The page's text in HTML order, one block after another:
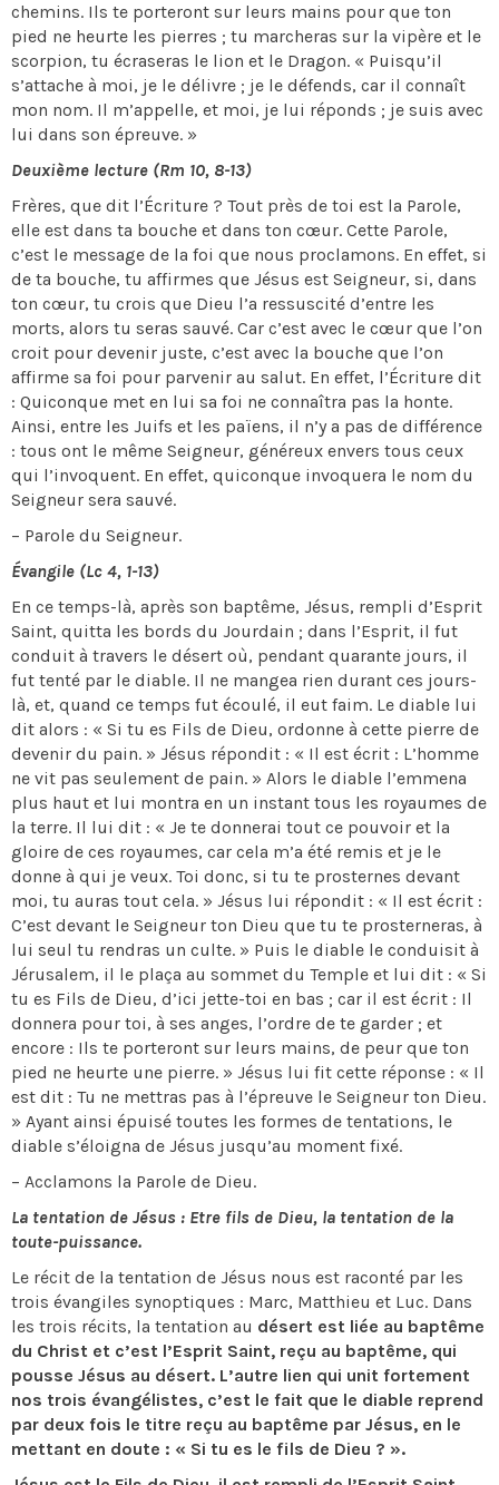
chemins. Ils te porteront sur leurs mains pour que ton
pied ne heurte les pierres ; tu marcheras sur la vipère et le
scorpion, tu écraseras le lion et le Dragon. « Puisqu’il
s’attache à moi, je le délivre ; je le défends, car il connaît
mon nom. Il m’appelle, et moi, je lui réponds ; je suis avec
lui dans son épreuve. »
Deuxième lecture (Rm 10, 8-13)
Frères, que dit l’Écriture ? Tout près de toi est la Parole,
elle est dans ta bouche et dans ton cœur. Cette Parole,
c’est le message de la foi que nous proclamons. En effet, si
de ta bouche, tu affirmes que Jésus est Seigneur, si, dans
ton cœur, tu crois que Dieu l’a ressuscité d’entre les
morts, alors tu seras sauvé. Car c’est avec le cœur que l’on
croit pour devenir juste, c’est avec la bouche que l’on
affirme sa foi pour parvenir au salut. En effet, l’Écriture dit
: Quiconque met en lui sa foi ne connaîtra pas la honte.
Ainsi, entre les Juifs et les païens, il n’y a pas de différence
: tous ont le même Seigneur, généreux envers tous ceux
qui l’invoquent. En effet, quiconque invoquera le nom du
Seigneur sera sauvé.
– Parole du Seigneur.
Évangile (Lc 4, 1-13)
En ce temps-là, après son baptême, Jésus, rempli d’Esprit
Saint, quitta les bords du Jourdain ; dans l’Esprit, il fut
conduit à travers le désert où, pendant quarante jours, il
fut tenté par le diable. Il ne mangea rien durant ces jours-
là, et, quand ce temps fut écoulé, il eut faim. Le diable lui
dit alors : « Si tu es Fils de Dieu, ordonne à cette pierre de
devenir du pain. » Jésus répondit : « Il est écrit : L’homme
ne vit pas seulement de pain. » Alors le diable l’emmena
plus haut et lui montra en un instant tous les royaumes de
la terre. Il lui dit : « Je te donnerai tout ce pouvoir et la
gloire de ces royaumes, car cela m’a été remis et je le
donne à qui je veux. Toi donc, si tu te prosternes devant
moi, tu auras tout cela. » Jésus lui répondit : « Il est écrit :
C’est devant le Seigneur ton Dieu que tu te prosterneras, à
lui seul tu rendras un culte. » Puis le diable le conduisit à
Jérusalem, il le plaça au sommet du Temple et lui dit : « Si
tu es Fils de Dieu, d’ici jette-toi en bas ; car il est écrit : Il
donnera pour toi, à ses anges, l’ordre de te garder ; et
encore : Ils te porteront sur leurs mains, de peur que ton
pied ne heurte une pierre. » Jésus lui fit cette réponse : « Il
est dit : Tu ne mettras pas à l’épreuve le Seigneur ton Dieu.
» Ayant ainsi épuisé toutes les formes de tentations, le
diable s’éloigna de Jésus jusqu’au moment fixé.
– Acclamons la Parole de Dieu.
La tentation de Jésus : Etre fils de Dieu, la tentation de la
toute-puissance.
Le récit de la tentation de Jésus nous est raconté par les
trois évangiles synoptiques : Marc, Matthieu et Luc. Dans
les trois récits, la tentation au désert est liée au baptême
du Christ et c’est l’Esprit Saint, reçu au baptême, qui
pousse Jésus au désert. L’autre lien qui unit fortement
nos trois évangélistes, c’est le fait que le diable reprend
par deux fois le titre reçu au baptême par Jésus, en le
mettant en doute : « Si tu es le fils de Dieu ? ».